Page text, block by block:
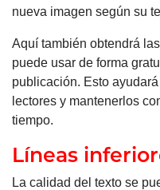
nueva imagen según su
Aquí también obtendrá
puede usar de forma
publicación. Esto
lectores y mantenerlos
tiempo.
Líneas
La calidad del texto se